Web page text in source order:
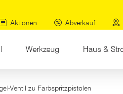
Aktionen
Abverkauf
Werkzeug Haus &
Ventil zu Farbspritzpistolen